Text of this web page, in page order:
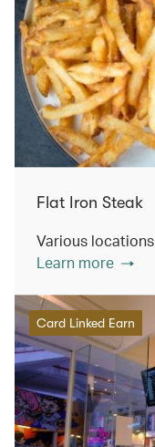
Flat Iron Steak
Various locations
Learn more
Card Linked Earn